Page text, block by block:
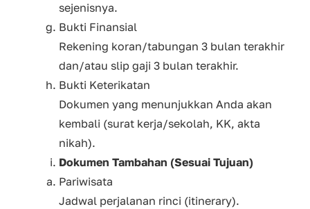
sejenisnya.
Bukti Finansial
Rekening koran/tabungan 3 bulan terakhir
dan/atau slip gaji 3 bulan terakhir.
Bukti Keterikatan
Dokumen yang menunjukkan Anda akan
kembali (surat kerja/sekolah, KK, akta
nikah).
Dokumen Tambahan (Sesuai Tujuan)
Pariwisata
Jadwal perjalanan rinci (itinerary).